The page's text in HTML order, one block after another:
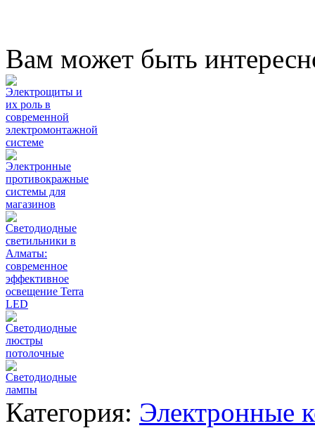
Вам может быть
Электрощиты и
их роль в
современной
электромонтажной
системе
Электронные
противокражные
системы для
магазинов
Светодиодные
светильники в
Алматы:
современное
эффективное
освещение Terra
LED
Светодиодные
люстры
потолочные
Светодиодные
лампы
Категория: Электронные